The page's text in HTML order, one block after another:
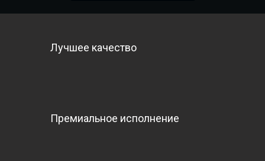
Лучшее качество
Премиальное исполнение